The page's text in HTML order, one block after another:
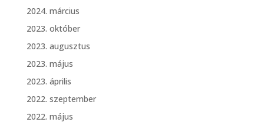
2024. március
2023. október
2023. augusztus
2023. május
2023. április
2022. szeptember
2022. május